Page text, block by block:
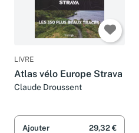
LIVRE
Atlas vélo Europe Strava
Claude Droussent
Ajouter 29,32 €